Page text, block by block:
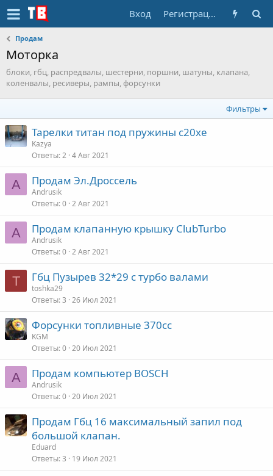
Вход Регистрация
Продам
Моторка
блоки, гбц, распредвалы, шестерни, поршни, шатуны, клапана,
коленвалы, ресиверы, рампы, форсунки
Фильтры
Тарелки титан под пружины с20хе
Kazya
Ответы 2 4 Авг 2021
A Продам Эл.Дроссель
Andrusik
Ответы 0 2 Авг 2021
A Продам клапанную крышку ClubTurbo
Andrusik
Ответы 0 2 Авг 2021
T Гбц Пузырев 32*29 с турбо валами
toshka29
Ответы 3 26 Июл 2021
Форсунки топливные 370сс
KGM
Ответы 0 20 Июл 2021
A Продам компьютер BOSCH
Andrusik
Ответы 0 20 Июл 2021
Продам Гбц 16 максимальный запил под
большой клапан.
Eduard
Ответы 3 19 Июл 2021